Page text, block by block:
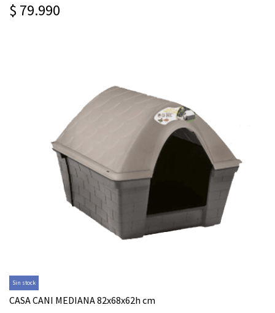
$ 79.990
Sin stock
CASA CANI MEDIANA 82x68x62h cm